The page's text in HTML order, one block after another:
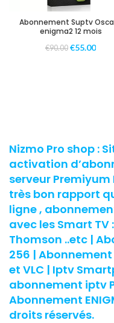
Abonnement Suptv
enigma2 12 mois
€90.00 €55.00
Nizmo Pro shop :
activation
serveur
très bon rapport
ligne ,
avec les Smart TV
Thomson ..etc |
256 |
et VLC | Iptv
abonnement iptv
Abonnement
droits réservés.